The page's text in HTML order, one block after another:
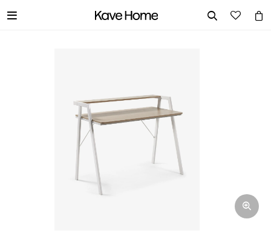
 
Correo electrónico